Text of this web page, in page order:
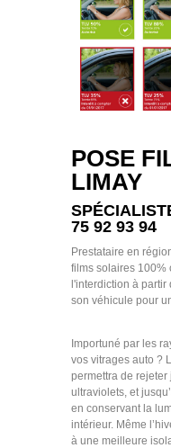
POSE
LIMAY
75 92 93 94
Prestataire en
films solaires 100%
l'interdiction à partir
son véhicule pour
Importuné par les
vos vitrages auto ?
permettra de rejeter
ultraviolets, et
en conservant la
intérieur. Même
à une meilleure